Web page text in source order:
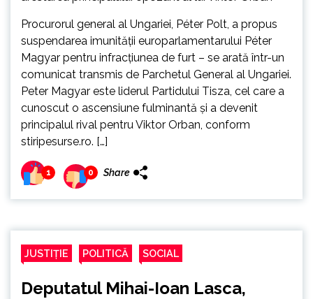
Procurorul general al Ungariei, Péter Polt, a propus
suspendarea imunităţii europarlamentarului Péter
Magyar pentru infracţiunea de furt – se arată într-un
comunicat transmis de Parchetul General al Ungariei.
Peter Magyar este liderul Partidului Tisza, cel care a
cunoscut o ascensiune fulminantă și a devenit
principalul rival pentru Viktor Orban, conform
stiripesurse.ro. […]
1 0 Share
JUSTIȚIE POLITICĂ SOCIAL
Deputatul Mihai-Ioan Lasca,